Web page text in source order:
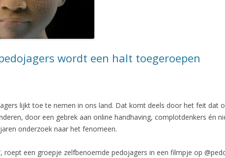
wordt een halt toegeroepen
lijkt toe te nemen in ons land. Dat komt deels door het feit dat
door een gebrek aan online handhaving, complotdenkers én
onderzoek naar het fenomeen.
roept een groepje zelfbenoemde pedojagers in een filmpje op